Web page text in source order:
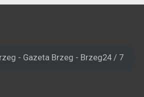
- Gazeta Brzeg - Brzeg24 / 7